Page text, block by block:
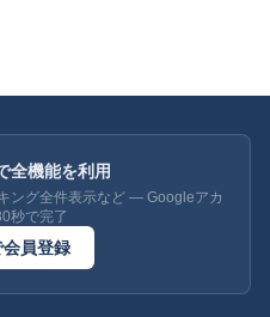
全機能を利用
ング全件表示など — Googleアカ
秒で完了
員登録